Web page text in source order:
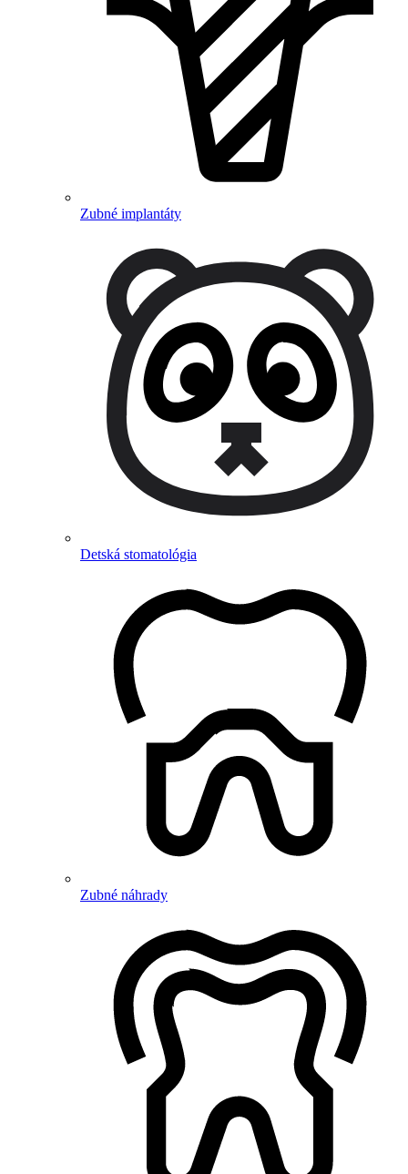
Zubné implantáty
Detská stomatológia
Zubné náhrady